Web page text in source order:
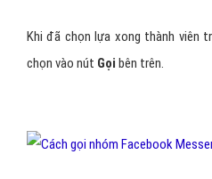
Khi đã chọn lựa xong thành viên
chọn vào nút Gọi bên trên.